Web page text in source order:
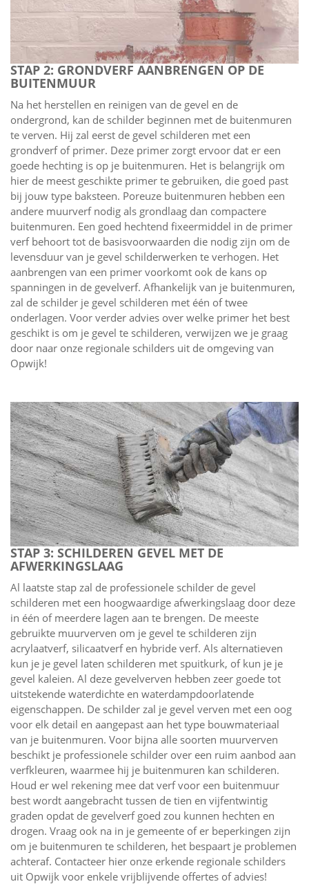
STAP 2: GRONDVERF AANBRENGEN OP DE
BUITENMUUR
Na het herstellen en reinigen van de gevel en de
ondergrond, kan de schilder beginnen met de buitenmuren
te verven. Hij zal eerst de gevel schilderen met een
grondverf of primer. Deze primer zorgt ervoor dat er een
goede hechting is op je buitenmuren. Het is belangrijk om
hier de meest geschikte primer te gebruiken, die goed past
bij jouw type baksteen. Poreuze buitenmuren hebben een
andere muurverf nodig als grondlaag dan compactere
buitenmuren. Een goed hechtend fixeermiddel in de primer
verf behoort tot de basisvoorwaarden die nodig zijn om de
levensduur van je gevel schilderwerken te verhogen. Het
aanbrengen van een primer voorkomt ook de kans op
spanningen in de gevelverf. Afhankelijk van je buitenmuren,
zal de schilder je gevel schilderen met één of twee
onderlagen. Voor verder advies over welke primer het best
geschikt is om je gevel te schilderen, verwijzen we je graag
door naar onze regionale schilders uit de omgeving van
Opwijk!
STAP 3: SCHILDEREN GEVEL MET DE
AFWERKINGSLAAG
Al laatste stap zal de professionele schilder de gevel
schilderen met een hoogwaardige afwerkingslaag door deze
in één of meerdere lagen aan te brengen. De meeste
gebruikte muurverven om je gevel te schilderen zijn
acrylaatverf, silicaatverf en hybride verf. Als alternatieven
kun je je gevel laten schilderen met spuitkurk, of kun je je
gevel kaleien. Al deze gevelverven hebben zeer goede tot
uitstekende waterdichte en waterdampdoorlatende
eigenschappen. De schilder zal je gevel verven met een oog
voor elk detail en aangepast aan het type bouwmateriaal
van je buitenmuren. Voor bijna alle soorten muurverven
beschikt je professionele schilder over een ruim aanbod aan
verfkleuren, waarmee hij je buitenmuren kan schilderen.
Houd er wel rekening mee dat verf voor een buitenmuur
best wordt aangebracht tussen de tien en vijfentwintig
graden opdat de gevelverf goed zou kunnen hechten en
drogen. Vraag ook na in je gemeente of er beperkingen zijn
om je buitenmuren te schilderen, het bespaart je problemen
achteraf. Contacteer hier onze erkende regionale schilders
uit Opwijk voor enkele vrijblijvende offertes of advies!